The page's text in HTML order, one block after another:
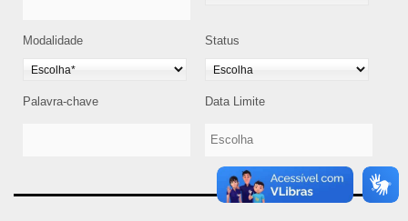
Modalidade Status
Palavra-chave Data Limite